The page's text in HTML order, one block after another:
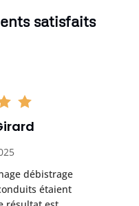
satisfaits
débistrage
étaient